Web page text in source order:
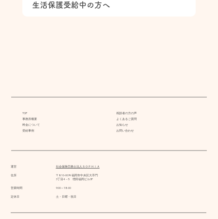
生活保護受給中の方へ
TOP
事務所概要
料金について
受給事例
相談者の方の声
よくあるご質問
お知らせ
お問い合わせ
運営 社会保険労務士法人ＳＯＰＨＩＡ
住所
〒810-0074 福岡市中央区大手門
3丁目4－5 増田福岡ビル3F
営業時間 9:00～18:00
定休日 土・日曜・祝日